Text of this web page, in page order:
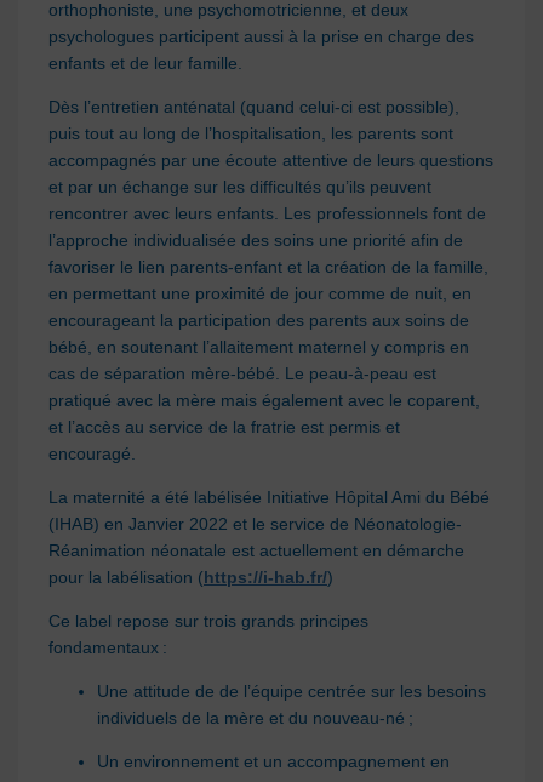
orthophoniste, une psychomotricienne, et deux
psychologues participent aussi à la prise en charge des
enfants et de leur famille.
Dès l’entretien anténatal (quand celui-ci est possible),
puis tout au long de l’hospitalisation, les parents sont
accompagnés par une écoute attentive de leurs questions
et par un échange sur les difficultés qu’ils peuvent
rencontrer avec leurs enfants. Les professionnels font de
l’approche individualisée des soins une priorité afin de
favoriser le lien parents-enfant et la création de la famille,
en permettant une proximité de jour comme de nuit, en
encourageant la participation des parents aux soins de
bébé, en soutenant l’allaitement maternel y compris en
cas de séparation mère-bébé. Le peau-à-peau est
pratiqué avec la mère mais également avec le coparent,
et l’accès au service de la fratrie est permis et
encouragé.
La maternité a été labélisée Initiative Hôpital Ami du Bébé
(IHAB) en Janvier 2022 et le service de Néonatologie-
Réanimation néonatale est actuellement en démarche
pour la labélisation (https://i-hab.fr/)
Ce label repose sur trois grands principes
fondamentaux :
Une attitude de de l’équipe centrée sur les besoins
individuels de la mère et du nouveau-né ;
Un environnement et un accompagnement en